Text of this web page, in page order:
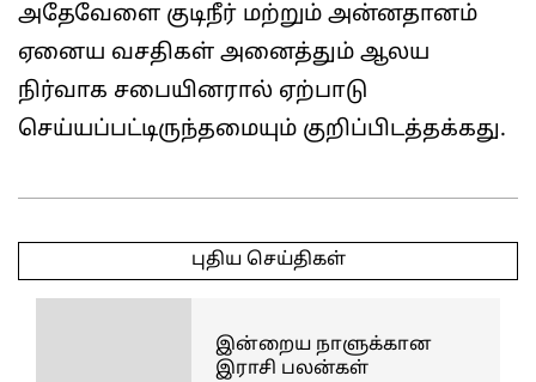
அதேவேளை குடிநீர் மற்றும் அன்னதானம்
ஏனைய வசதிகள் அனைத்தும் ஆலய
நிர்வாக சபையினரால் ஏற்பாடு
செய்யப்பட்டிருந்தமையும் குறிப்பிடத்தக்கது.
06-
புதிய செய்திகள்
இன்றைய நாளுக்கான
இராசி பலன்கள்